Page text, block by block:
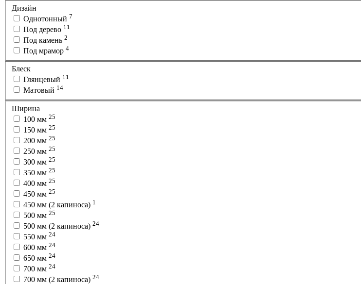
Дизайн
Однотонный 7
Под дерево 11
Под камень 2
Под мрамор 4
Блеск
Глянцевый 11
Матовый 14
Ширина
100 мм 25
150 мм 25
200 мм 25
250 мм 25
300 мм 25
350 мм 25
400 мм 25
450 мм 25
450 мм (2 капиноса) 1
500 мм 25
500 мм (2 капиноса) 24
550 мм 24
600 мм 24
650 мм 24
700 мм 24
700 мм (2 капиноса) 24